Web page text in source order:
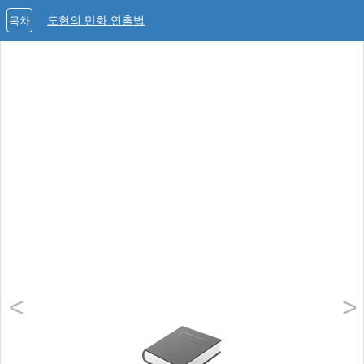
도현의 만화 연출법
목차
< >